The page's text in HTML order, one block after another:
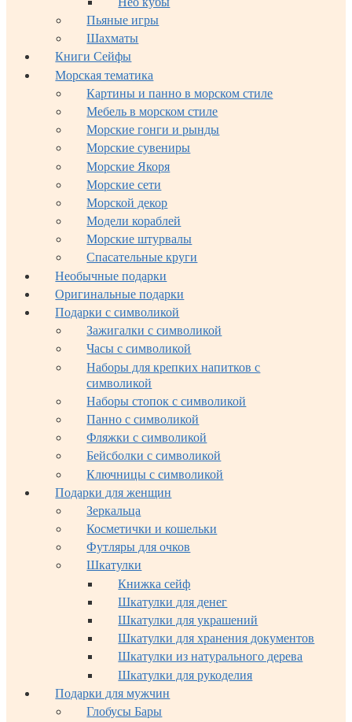
Пьяные игры
Шахматы
Книги Сейфы
Морская тематика
Картины и панно в морском стиле
Мебель в морском стиле
Морские гонги и рынды
Морские сувениры
Морские Якоря
Морские сети
Морской декор
Модели кораблей
Морские штурвалы
Спасательные круги
Необычные подарки
Оригинальные подарки
Подарки с символикой
Зажигалки с символикой
Часы с символикой
Наборы для крепких напитков с
символикой
Наборы стопок с символикой
Панно с символикой
Фляжки с символикой
Бейсболки с символикой
Ключницы с символикой
Подарки для женщин
Зеркальца
Косметички и кошельки
Футляры для очков
Шкатулки
Книжка сейф
Шкатулки для денег
Шкатулки для украшений
Шкатулки для хранения документов
Шкатулки из натурального дерева
Шкатулки для рукоделия
Подарки для мужчин
Глобусы Бары